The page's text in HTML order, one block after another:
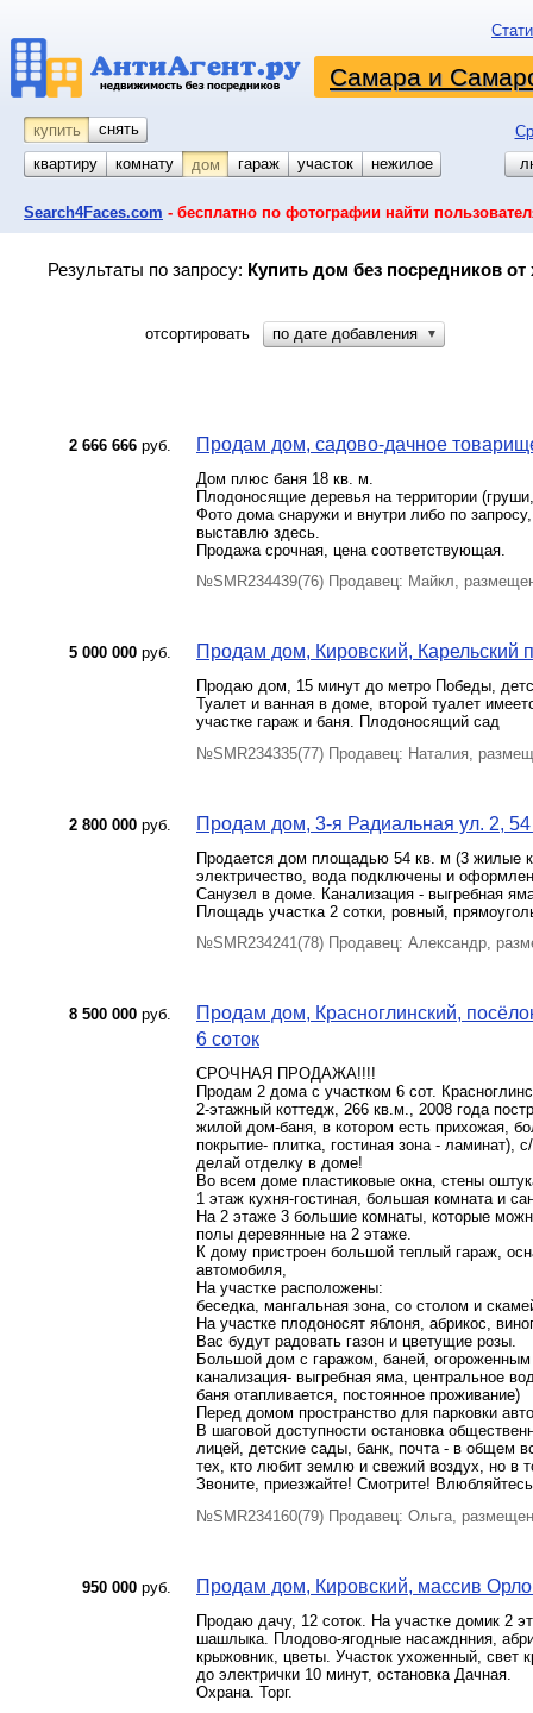
Самара и
купить снять
квартиру
комнату койко-место
дом гараж участок нежилое
Search4Faces.com - бесплатно по фотографии найти
Результаты по запросу: Купить дом без посредников
отсортировать по дате добавления ▼
2 666 666 руб. Продам дом, садово-дачное
Дом плюс баня 18 кв. м.
Плодоносящие деревья на территории
Фото дома снаружи и внутри либо по
выставлю здесь.
Продажа срочная, цена соответствующая.
№SMR234439(76) Продавец: Майкл,
5 000 000 руб. Продам дом, Кировский, Карельский
Продаю дом, 15 минут до метро Победы,
Туалет и ванная в доме, второй туалет
участке гараж и баня. Плодоносящий сад
№SMR234335(77) Продавец: Наталия,
2 800 000 руб. Продам дом, 3-я Радиальная ул. 2, 54
Продается дом площадью 54 кв. м (3 жилые
электричество, вода подключены и
Санузел в доме. Канализация - выгребная
Площадь участка 2 сотки, ровный,
№SMR234241(78) Продавец: Александр,
8 500 000 руб.
Продам дом, Красноглинский,
6 соток
СРОЧНАЯ ПРОДАЖА!!!!
Продам 2 дома с участком 6 сот.
2-этажный коттедж, 266 кв.м., 2008 года
жилой дом-баня, в котором есть прихожая,
покрытие- плитка, гостиная зона - ламинат),
делай отделку в доме!
Во всем доме пластиковые окна, стены
1 этаж кухня-гостиная, большая комната и
На 2 этаже 3 большие комнаты, которые
полы деревянные на 2 этаже.
К дому пристроен большой теплый гараж,
автомобиля,
На участке расположены:
беседка, мангальная зона, со столом и
На участке плодоносят яблоня, абрикос,
Вас будут радовать газон и цветущие розы.
Большой дом с гаражом, баней, огороженным
канализация- выгребная яма, центральное
баня отапливается, постоянное проживание)
Перед домом пространство для парковки
В шаговой доступности остановка
лицей, детские сады, банк, почта - в общем
тех, кто любит землю и свежий воздух, но в
Звоните, приезжайте! Смотрите!
№SMR234160(79) Продавец: Ольга,
950 000 руб. Продам дом, Кировский, массив
Продаю дачу, 12 соток. На участке домик 2
шашлыка. Плодово-ягодные насажднния,
крыжовник, цветы. Участок ухоженный, свет
до электрички 10 минут, остановка Дачная.
Охрана. Торг.